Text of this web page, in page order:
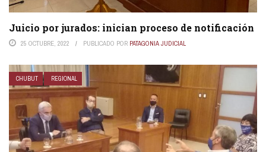
Juicio por jurados: inician proceso de notificación
25 OCTUBRE, 2022 PUBLICADO POR PATAGONIA JUDICIAL
CHUBUT REGIONAL